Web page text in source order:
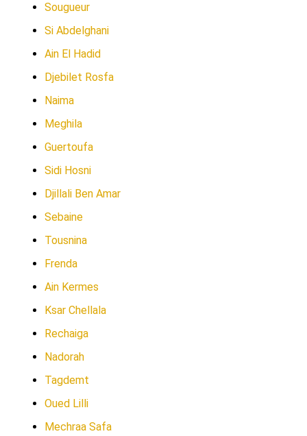
Sougueur
Si Abdelghani
Ain El Hadid
Djebilet Rosfa
Naima
Meghila
Guertoufa
Sidi Hosni
Djillali Ben Amar
Sebaine
Tousnina
Frenda
Ain Kermes
Ksar Chellala
Rechaiga
Nadorah
Tagdemt
Oued Lilli
Mechraa Safa